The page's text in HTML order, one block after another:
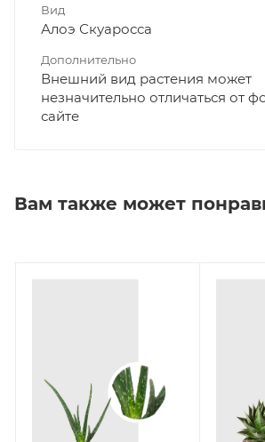
Вид
Алоэ Скуаросса
Дополнительно
Внешний вид растения может
незначительно отличаться от
сайте
Вам также может